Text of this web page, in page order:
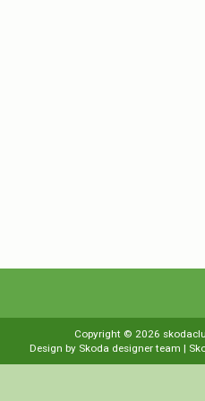
Copyright © 2026
Design by Skoda designer team |